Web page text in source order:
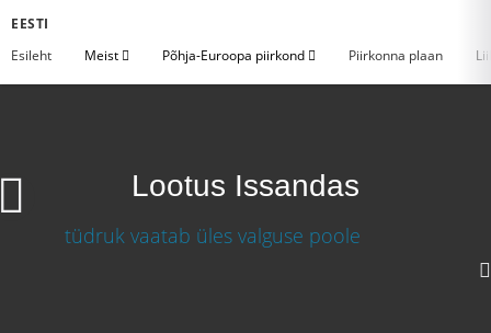
EESTI
Esileht
Meist Põhja-Euroopa piirkond Piirkonna plaan
Lootus Issandas